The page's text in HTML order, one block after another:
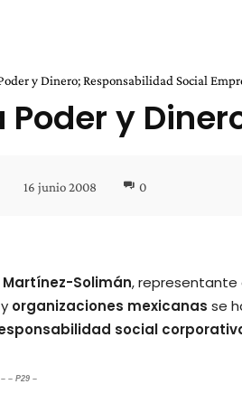
y Dinero; Responsabilidad Social
y
16 junio 2008 0
Solimán, representante
y organizaciones mexicanas se
social
– P29 –